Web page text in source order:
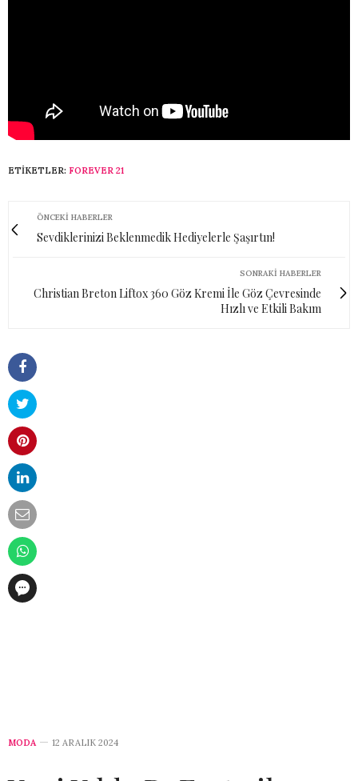
ETIKETLER: FOREVER 21
ÖNCEKI HABERLER
Sevdiklerinizi Beklenmedik Hediyelerle Şaşırtın!
SONRAKI HABERLER
Christian Breton Liftox 360 Göz Kremi İle Göz Çevresinde
Hızlı ve Etkili Bakım
MODA 12 ARALIK 2024